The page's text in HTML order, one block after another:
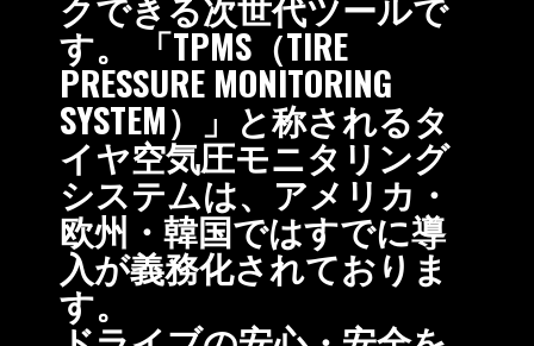
す。 「TPMS（TIRE
PRESSURE MONITORING
SYSTEM）」と称されるタ
イヤ空気圧モニタリング
システムは、アメリカ・
欧州・韓国ではすでに導
入が義務化されておりま
す。